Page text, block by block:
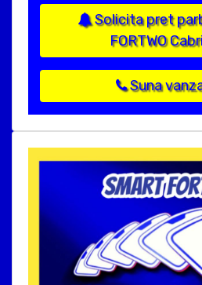
Solicita pret
FORTWO
Suna